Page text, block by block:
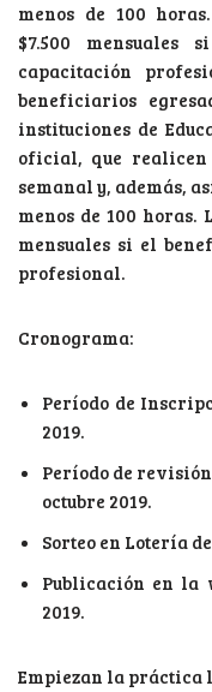
menos de 100
$7.500
capacitación
beneficiarios
instituciones de
oficial, que
semanal y, además,
menos de 100 horas.
mensuales si el
profesional.
Cronograma:
Período de
2019.
Período de revisión
octubre 2019.
Sorteo en Lotería
Publicación en la
2019.
Empiezan la práctica